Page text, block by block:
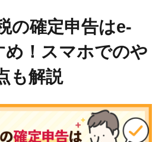
の確定申告はe-
め！スマホでのや
も解説